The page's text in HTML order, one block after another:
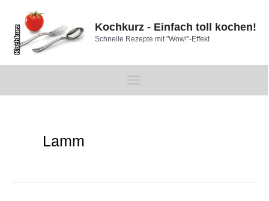
Inhalt
springen
Kochkurz - Einfach toll kochen!
Schnelle Rezepte mit "Wow!"-Effekt
Main
Lamm